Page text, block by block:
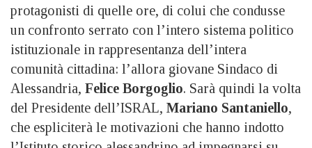
protagonisti di quelle ore, di colui che condusse
un confronto serrato con l’intero sistema politico
istituzionale in rappresentanza dell’intera
comunità cittadina: l’allora giovane Sindaco di
Alessandria, Felice Borgoglio. Sarà quindi la volta
del Presidente dell’ISRAL, Mariano Santaniello,
che espliciterà le motivazioni che hanno indotto